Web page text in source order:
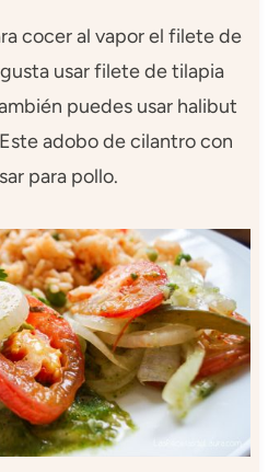
cocer al vapor el filete de
usar filete de tilapia
puedes usar halibut
adobo de cilantro con
para pollo.